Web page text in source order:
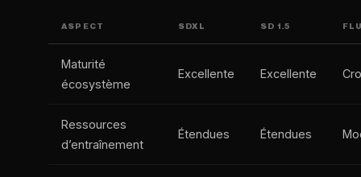
ASPECT SDXL SD 1.5
Maturité
écosystème
Excellente Excellente
Ressources
d’entraînement
Étendues Étendues